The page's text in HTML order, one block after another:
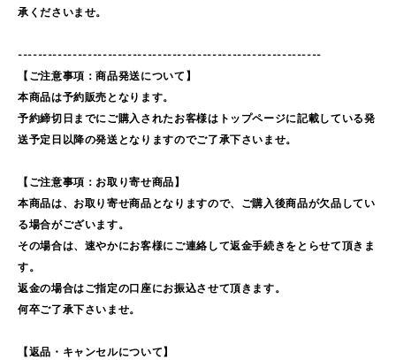
承くださいませ。
-------------------------------------------------------------
【ご注意事項：商品発送について】
本商品は予約販売となります。
予約締切日までにご購入されたお客様はトップページに記載している発
送予定日以降の発送となりますのでご了承下さいませ。
【ご注意事項：お取り寄せ商品】
本商品は、お取り寄せ商品となりますので、ご購入後商品が欠品してい
る場合がございます。
その場合は、速やかにお客様にご連絡して返金手続きをとらせて頂きま
す。
返金の場合はご指定の口座にお振込させて頂きます。
何卒ご了承下さいませ。
【返品・キャンセルについて】